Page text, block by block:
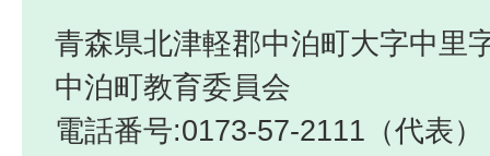
青森県北津軽郡中泊町大字中里
中泊町教育委員会
電話番号:0173-57-2111（代表）